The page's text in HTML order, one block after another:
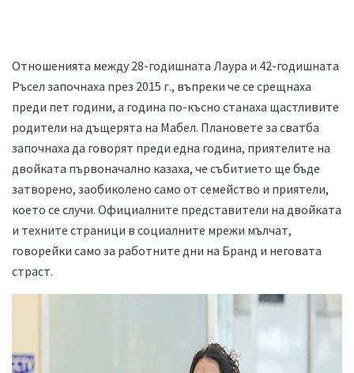
Отношенията между 28-годишната Лаура и 42-годишната
Ръсел започнаха през 2015 г., въпреки че се срещнаха
преди пет години, а година по-късно станаха щастливите
родители на дъщерята на Мабел. Плановете за сватба
започнаха да говорят преди една година, приятелите на
двойката първоначално казаха, че събитието ще бъде
затворено, заобиколено само от семейство и приятели,
което се случи. Официалните представители на двойката
и техните страници в социалните мрежи мълчат,
говорейки само за работните дни на Бранд и неговата
страст.